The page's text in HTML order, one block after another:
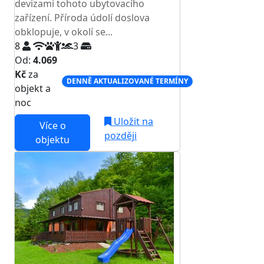
devizami tohoto ubytovacího
zařízení. Příroda údolí doslova
obklopuje, v okolí se...
8
3
Od: 4.069
Kčza
objekt a
noc
DENNĚ AKTUALIZOVANÉ TERMÍNY
Více o
objektu
Uložit na
později